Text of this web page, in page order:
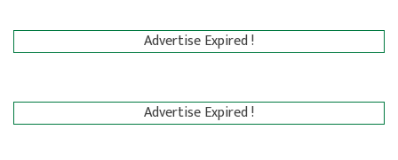
Advertise Expired !
Advertise Expired !